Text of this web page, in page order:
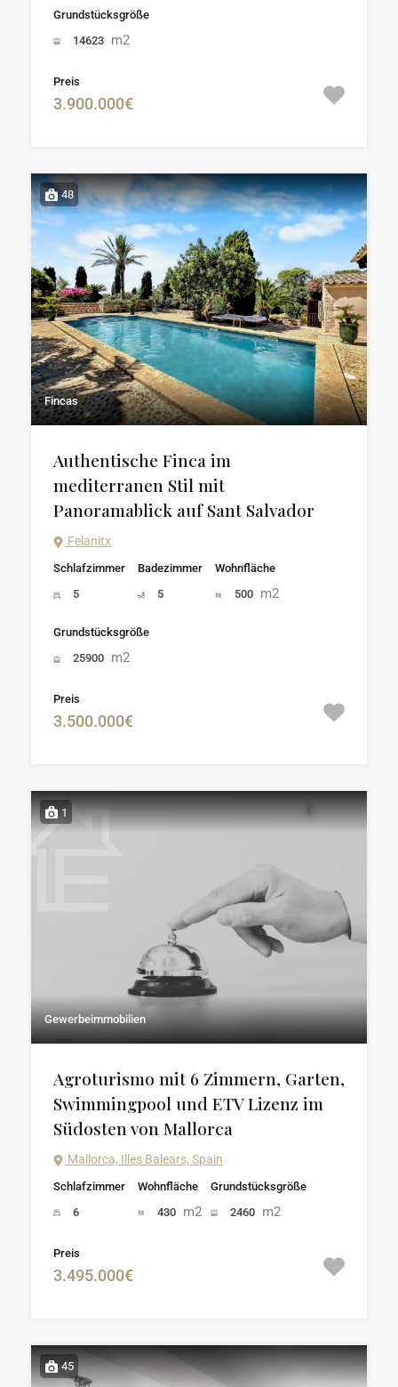
Grundstücksgröße
14623 m2
Preis
3.900.000€
48
Fincas
Authentische Finca im
mediterranen Stil mit
Panoramablick auf Sant Salvador
Felanitx
Schlafzimmer
5
Badezimmer
5
Wohnfläche
500 m2
Grundstücksgröße
25900 m2
Preis
3.500.000€
1
Gewerbeimmobilien
Agroturismo mit 6 Zimmern, Garten,
Swimmingpool und ETV Lizenz im
Südosten von Mallorca
Mallorca, Illes Balears, Spain
Schlafzimmer
6
Wohnfläche
430 m2
Grundstücksgröße
2460 m2
Preis
3.495.000€
45